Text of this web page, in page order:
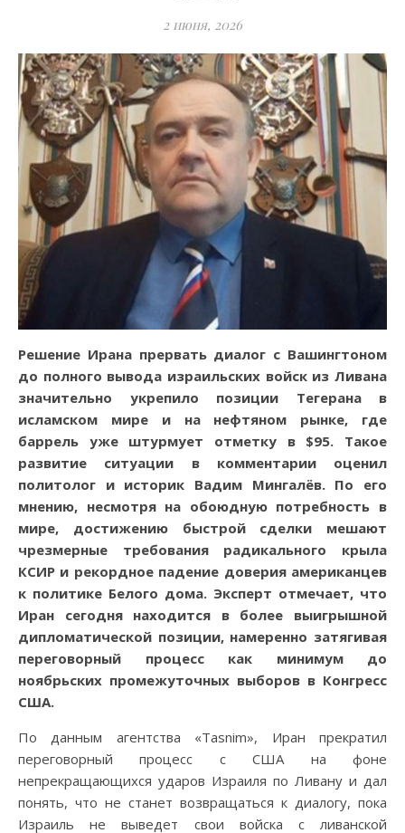
2 июня, 2026
Решение Ирана прервать диалог с Вашингтоном
до полного вывода израильских войск из Ливана
значительно укрепило позиции Тегерана в
исламском мире и на нефтяном рынке, где
баррель уже штурмует отметку в $95. Такое
развитие ситуации в комментарии оценил
политолог и историк Вадим Мингалёв. По его
мнению, несмотря на обоюдную потребность в
мире, достижению быстрой сделки мешают
чрезмерные требования радикального крыла
КСИР и рекордное падение доверия американцев
к политике Белого дома. Эксперт отмечает, что
Иран сегодня находится в более выигрышной
дипломатической позиции, намеренно затягивая
переговорный процесс как минимум до
ноябрьских промежуточных выборов в Конгресс
США.
По данным агентства «Tasnim», Иран прекратил
переговорный процесс с США на фоне
непрекращающихся ударов Израиля по Ливану и дал
понять, что не станет возвращаться к диалогу, пока
Израиль не выведет свои войска с ливанской